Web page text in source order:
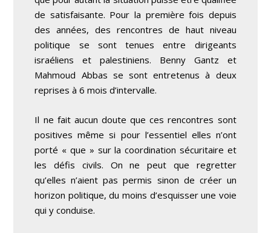
de satisfaisante. Pour la première fois depuis
des années, des rencontres de haut niveau
politique se sont tenues entre dirigeants
israéliens et palestiniens. Benny Gantz et
Mahmoud Abbas se sont entretenus à deux
reprises à 6 mois d’intervalle.
Il ne fait aucun doute que ces rencontres sont
positives même si pour l’essentiel elles n’ont
porté « que » sur la coordination sécuritaire et
les défis civils. On ne peut que regretter
qu’elles n’aient pas permis sinon de créer un
horizon politique, du moins d’esquisser une voie
qui y conduise.